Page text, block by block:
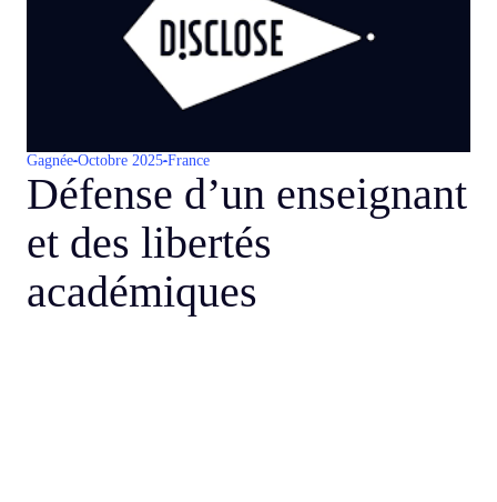
Gagnée Octobre 2025 France
Défense d’un enseignant
et des libertés
académiques